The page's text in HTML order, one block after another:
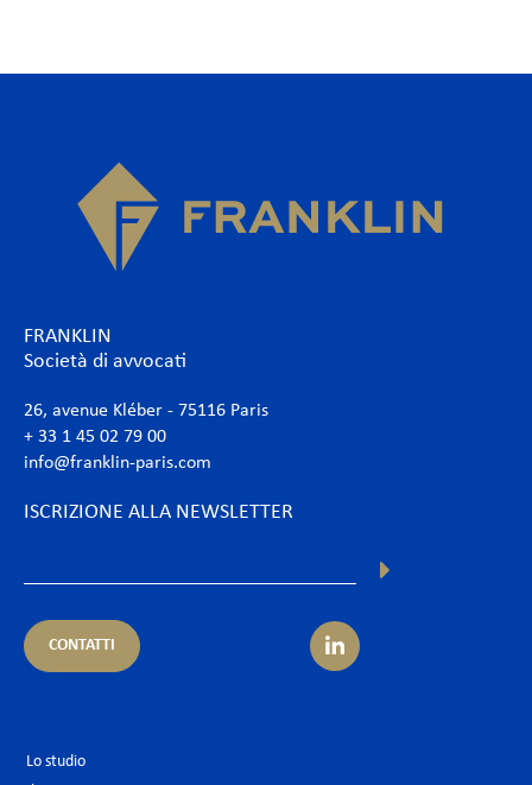
FRANKLIN
Società di avvocati
26, avenue Kléber - 75116 Paris
+ 33 1 45 02 79 00
info@franklin-paris.com
ISCRIZIONE ALLA NEWSLETTER
CONTATTI
Lo studio